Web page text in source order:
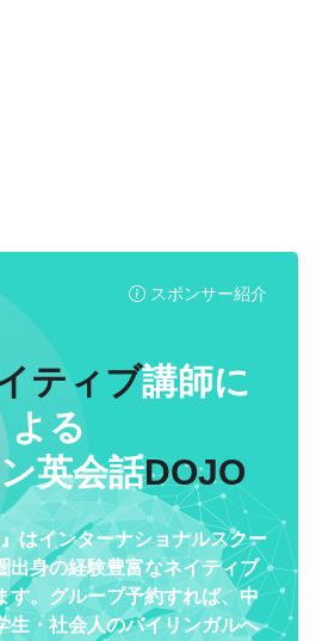
スポンサー紹介
ティブ講師に
よる
英会話DOJO
はインターナショナルスクー
出身の経験豊富なネイティブ
す。グループ予約すれば、中
生・社会人のバイリンガルへ